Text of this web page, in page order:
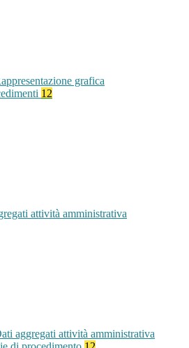
grafica
12
attività amministrativa
aggregati attività amministrativa